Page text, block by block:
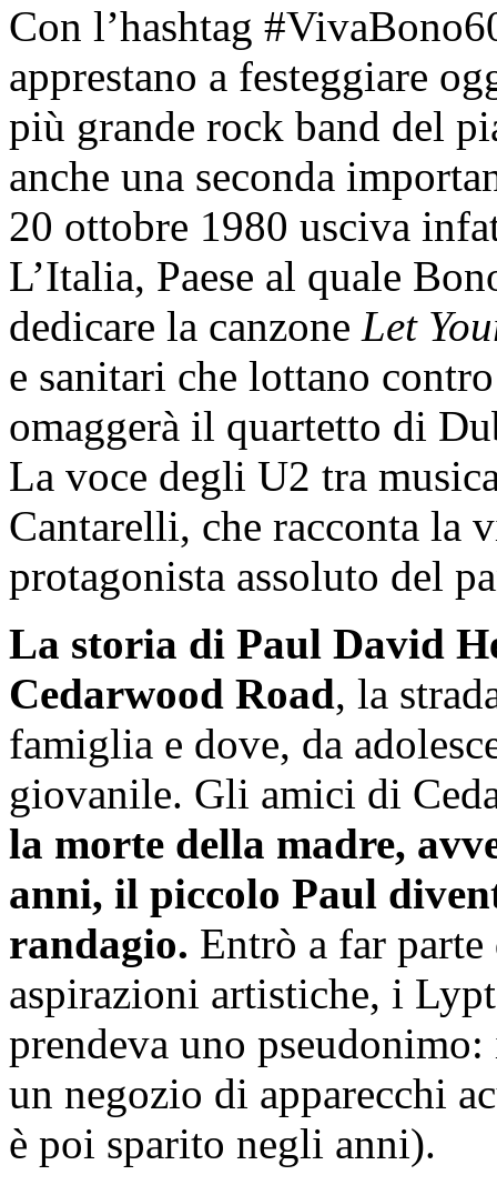
Con l’hashtag
apprestano a festeggiare
più grande rock band del
anche una seconda
20 ottobre 1980 usciva
L’Italia, Paese al quale
dedicare la canzone Let
e sanitari che lottano
omaggerà il quartetto di
La voce degli U2 tra
Cantarelli, che racconta la
protagonista assoluto del
La storia di Paul David
Cedarwood Road, la
famiglia e dove, da
giovanile. Gli amici di
la morte della madre,
anni, il piccolo Paul
randagio. Entrò a far
aspirazioni artistiche, i
prendeva uno
un negozio di apparecchi
è poi sparito negli anni).